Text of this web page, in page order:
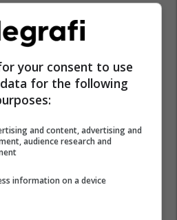
your consent to use
for the following
and content, advertising and
audience research and
information on a device